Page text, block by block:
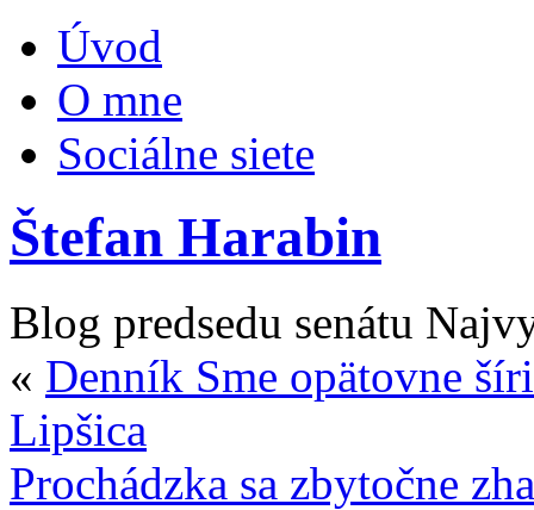
Úvod
O mne
Sociálne siete
Štefan Harabin
Blog predsedu senátu
« Denník Sme opätovne
Lipšica
Prochádzka sa zbytočne